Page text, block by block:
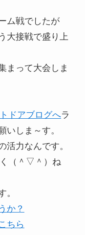
ム戦でしたが
大接戦で盛り上
まって大会しま
ラ
しま～す。
活力なんです。
（＾▽＾）ね
。
か？
ちら